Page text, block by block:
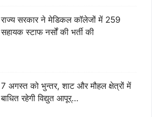
राज्य सरकार ने मेडिकल कॉलेजों में 259
सहायक स्टाफ नर्सों की भर्ती की
7 अगस्त को भुन्तर, शाट और मौहल क्षेत्रों में
बाधित रहेगी विद्युत आपूर्…